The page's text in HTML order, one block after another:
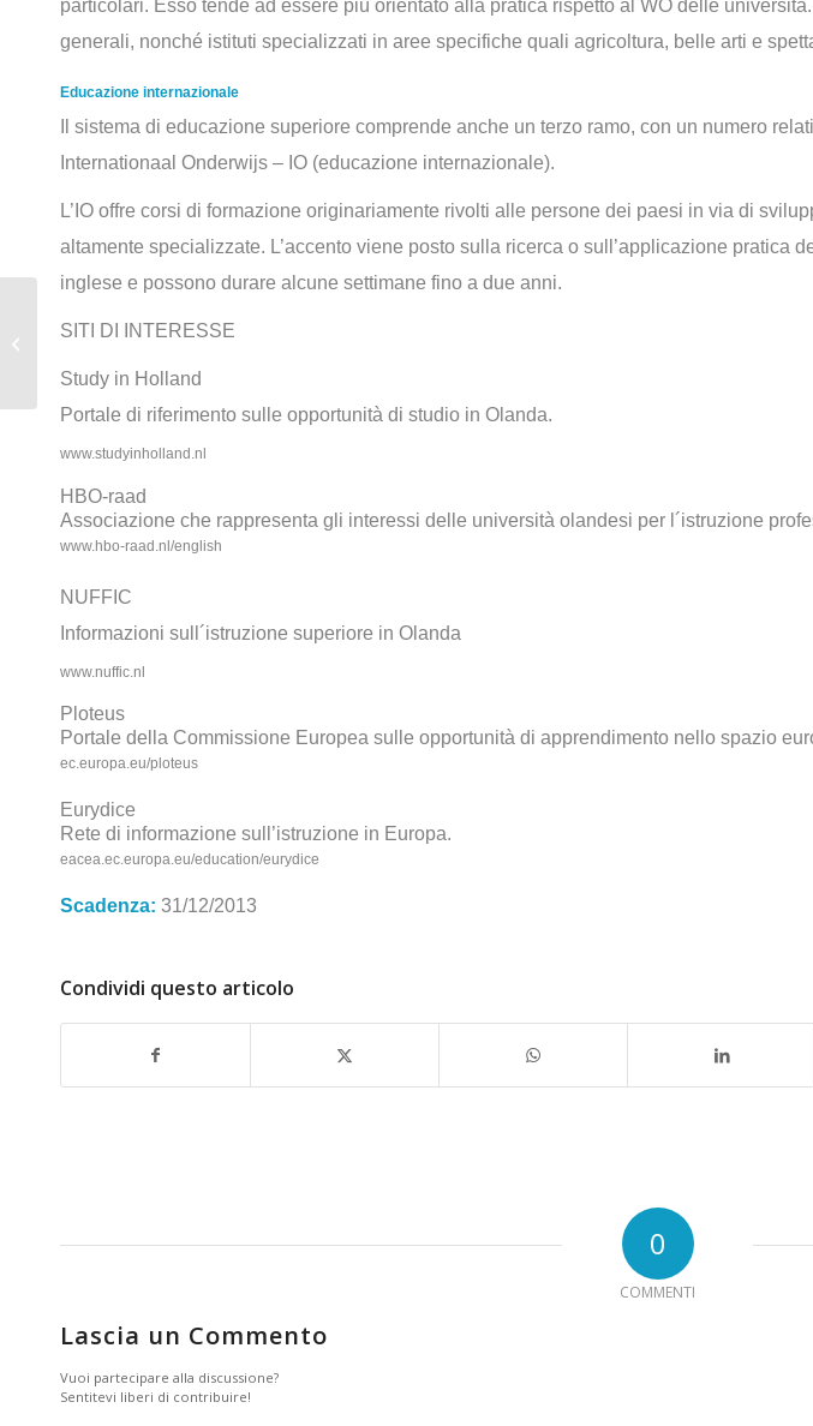
particolari. Esso tende ad essere più orientato alla pratica rispetto al WO delle
generali, nonché istituti specializzati in aree specifiche quali agricoltura, belle arti e
Educazione internazionale
Il sistema di educazione superiore comprende anche un terzo ramo, con un numero
Internationaal Onderwijs – IO (educazione internazionale).
L’IO offre corsi di formazione originariamente rivolti alle persone dei paesi in via di
altamente specializzate. L’accento viene posto sulla ricerca o sull’applicazione pratica
inglese e possono durare alcune settimane fino a due anni.
SITI DI INTERESSE
Study in Holland
Portale di riferimento sulle opportunità di studio in Olanda.
www.studyinholland.nl
HBO-raad
Associazione che rappresenta gli interessi delle università olandesi per l´istruzione
www.hbo-raad.nl/english
NUFFIC
Informazioni sull´istruzione superiore in Olanda
www.nuffic.nl
Ploteus
Portale della Commissione Europea sulle opportunità di apprendimento nello spazio
ec.europa.eu/ploteus
Eurydice
Rete di informazione sull’istruzione in Europa.
eacea.ec.europa.eu/education/eurydice
Scadenza: 31/12/2013
Condividi questo articolo
0
COMMENTI
Lascia un Commento
Vuoi partecipare alla discussione?
Sentitevi liberi di contribuire!
L’Università nella